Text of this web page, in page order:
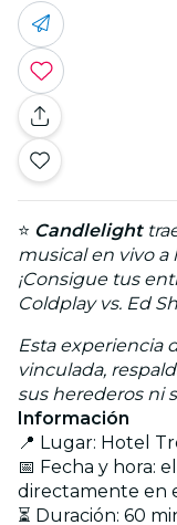
⭐ Candlelight
musical en vivo a
¡Consigue tus
Coldplay vs. Ed
Esta experiencia
vinculada,
sus herederos ni
Información
📍 Lugar: Hotel
📅 Fecha y hora:
directamente en
⏳ Duración: 60